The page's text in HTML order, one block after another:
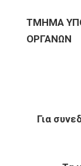
ΤΜΗΜΑ
ΟΡΓΑΝΩΝ
Για